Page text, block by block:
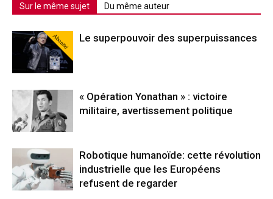
Sur le même sujet Du même auteur
Abonné Le superpouvoir des superpuissances
« Opération Yonathan » : victoire
militaire, avertissement politique
Robotique humanoïde: cette révolution
industrielle que les Européens
refusent de regarder